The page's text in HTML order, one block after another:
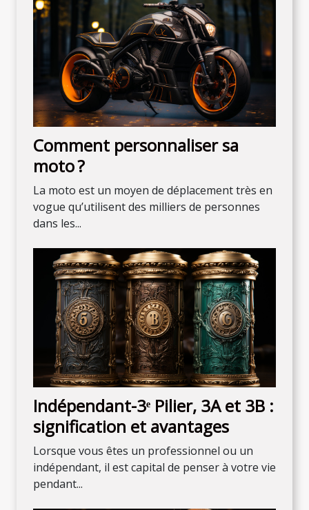
Comment personnaliser sa
moto ?
La moto est un moyen de déplacement très en
vogue qu’utilisent des milliers de personnes
dans les...
Indépendant-3ᵉ Pilier, 3A et 3B :
signification et avantages
Lorsque vous êtes un professionnel ou un
indépendant, il est capital de penser à votre vie
pendant...